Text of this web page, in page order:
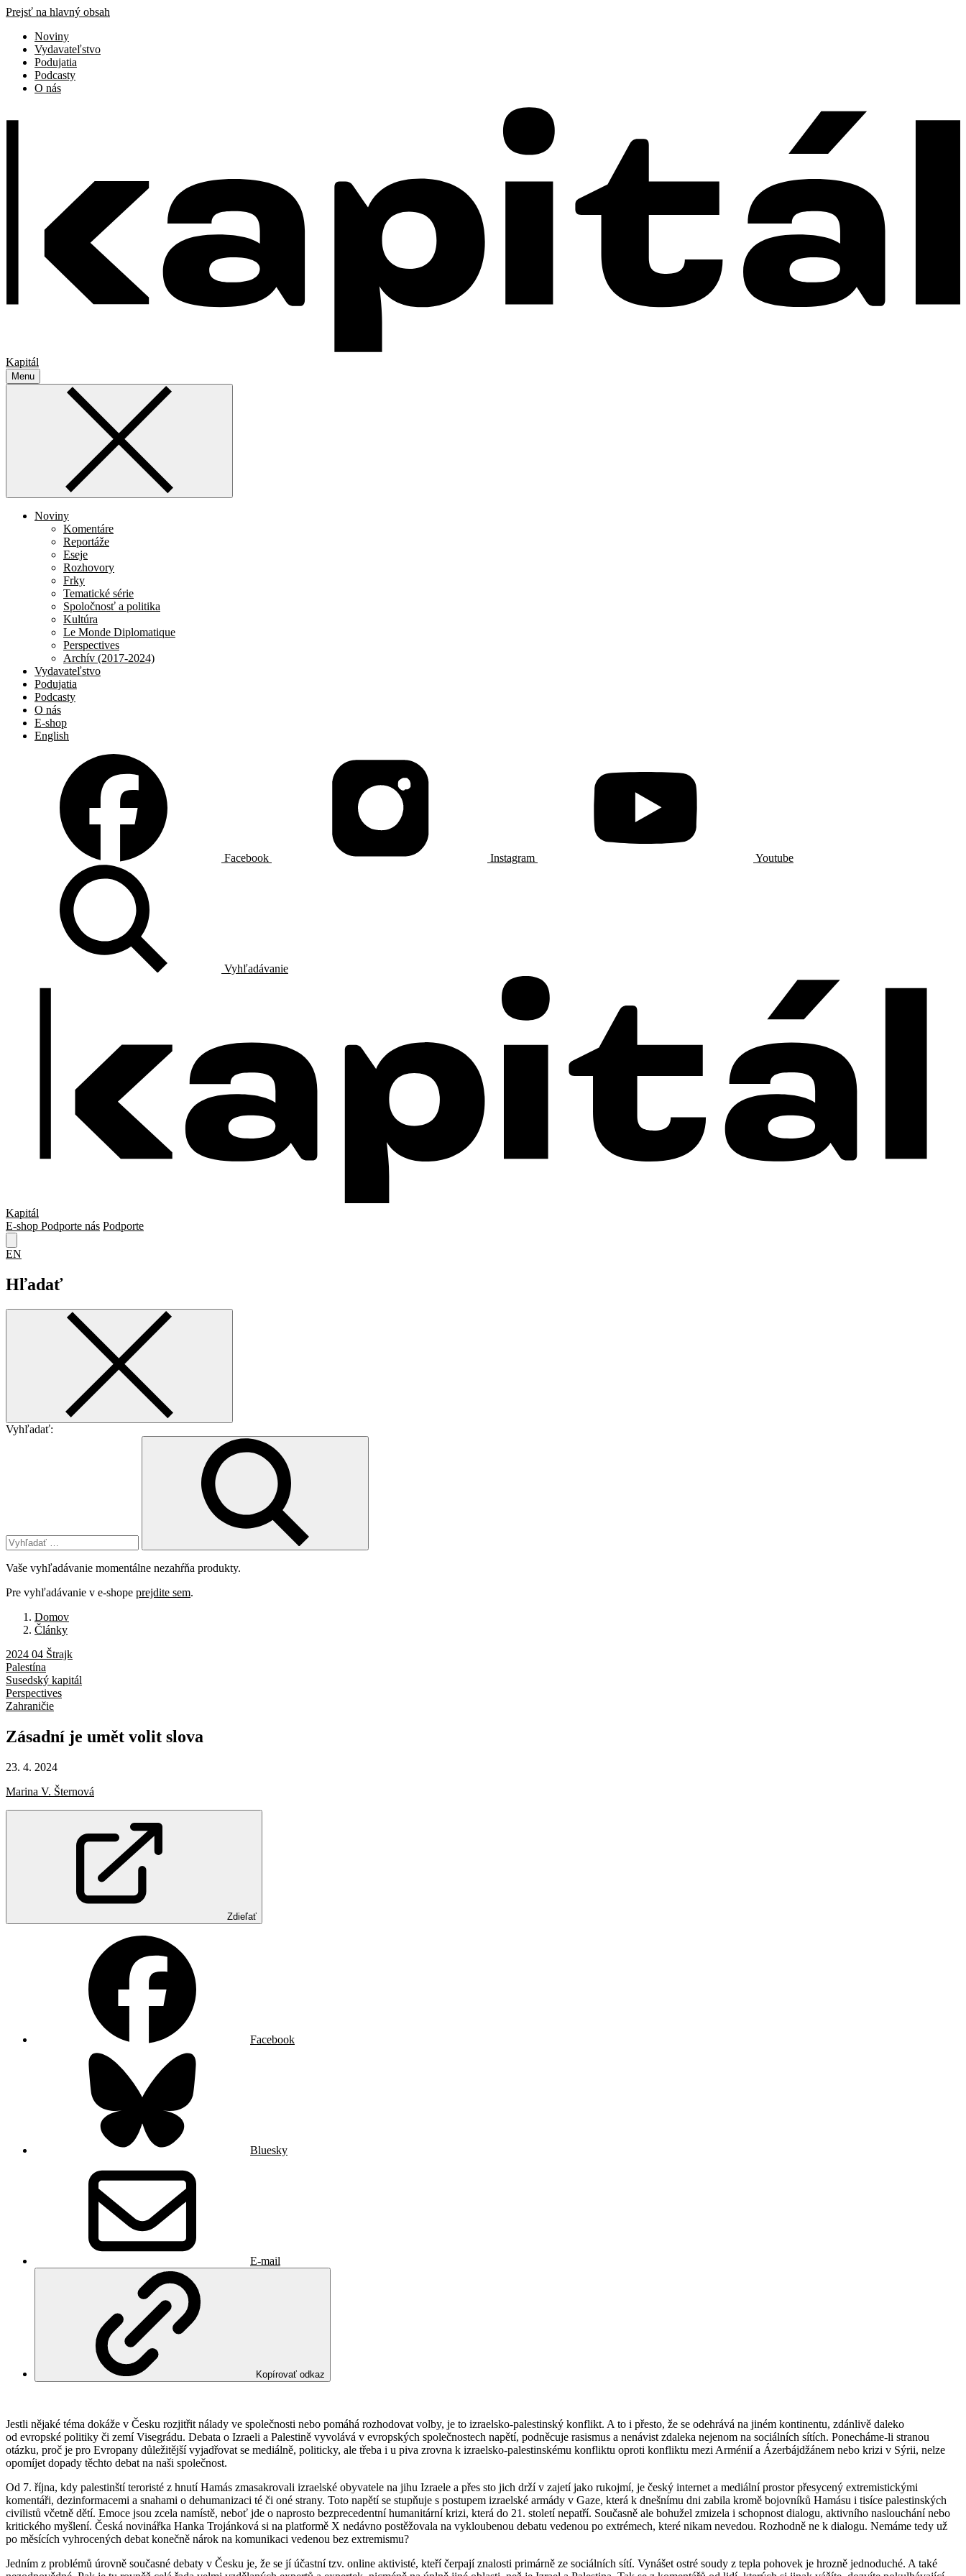
Prejsť na hlavný obsah
Noviny
Vydavateľstvo
Podujatia
Podcasty
O nás
Kapitál
Menu
Noviny
Komentáre
Reportáže
Eseje
Rozhovory
Frky
Tematické série
Spoločnosť a politika
Kultúra
Le Monde Diplomatique
Perspectives
Archív (2017-2024)
Vydavateľstvo
Podujatia
Podcasty
O nás
E-shop
English
Facebook Instagram Youtube
Vyhľadávanie
Kapitál
E-shop Podporte nás Podporte
EN
Hľadať
Vyhľadať:
Vaše vyhľadávanie momentálne nezahŕňa produkty.
Pre vyhľadávanie v e-shope prejdite sem.
Domov
Články
2024 04 Štrajk
Palestína
Susedský kapitál
Perspectives
Zahraničie
Zásadní je umět volit slova
23. 4. 2024
Marina V. Šternová
Zdieľať
Facebook
Bluesky
E-mail
Kopírovať odkaz
Jestli nějaké téma dokáže v Česku rozjitřit nálady ve společnosti nebo pomáhá rozhodovat volby, je to izraelsko-palestinský konflikt. A to i přesto, že se odehrává na jiném kontinentu, zdánlivě daleko
od evropské politiky či zemí Visegrádu. Debata o Izraeli a Palestině vyvolává v evropských společnostech napětí, podněcuje rasismus a nenávist zdaleka nejenom na sociálních sítích. Ponecháme-li stranou
otázku, proč je pro Evropany důležitější vyjadřovat se mediálně, politicky, ale třeba i u piva zrovna k izraelsko-palestinskému konfliktu oproti konfliktu mezi Arménií a Ázerbájdžánem nebo krizi v Sýrii, nelze
opomíjet dopady těchto debat na naši společnost.
Od 7. října, kdy palestinští teroristé z hnutí Hamás zmasakrovali izraelské obyvatele na jihu Izraele a přes sto jich drží v zajetí jako rukojmí, je český internet a mediální prostor přesycený extremistickými
komentáři, dezinformacemi a snahami o dehumanizaci té či oné strany. Toto napětí se stupňuje s postupem izraelské armády v Gaze, která k dnešnímu dni zabila kromě bojovníků Hamásu i tisíce palestinských
civilistů včetně dětí. Emoce jsou zcela namístě, neboť jde o naprosto bezprecedentní humanitární krizi, která do 21. století nepatří. Současně ale bohužel zmizela i schopnost dialogu, aktivního naslouchání nebo
kritického myšlení. Česká novinářka Hanka Trojánková si na platformě X nedávno postěžovala na vykloubenou debatu vedenou po extrémech, které nikam nevedou. Rozhodně ne k dialogu. Nemáme tedy už
po měsících vyhrocených debat konečně nárok na komunikaci vedenou bez extremismu?
Jedním z problémů úrovně současné debaty v Česku je, že se jí účastní tzv. online aktivisté, kteří čerpají znalosti primárně ze sociálních sítí. Vynášet ostré soudy z tepla pohovek je hrozně jednoduché. A také